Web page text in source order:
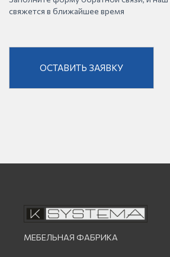
свяжется в ближайшее время
ОСТАВИТЬ ЗАЯВКУ
МЕБЕЛЬНАЯ ФАБРИКА